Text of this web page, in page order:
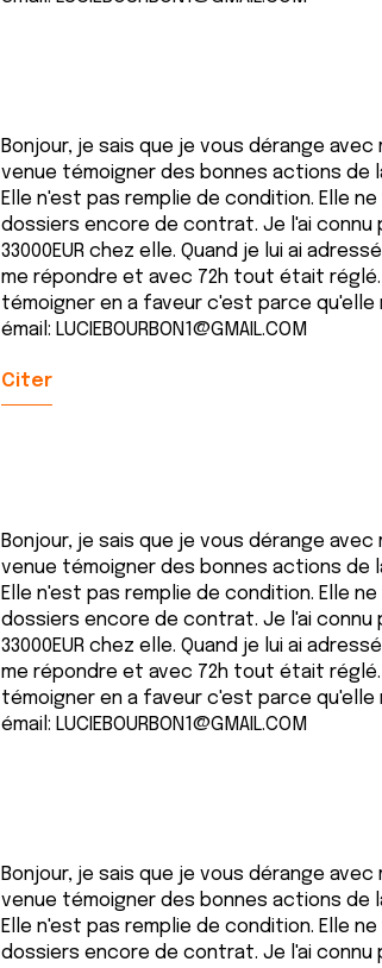
Bonjour, je sais que je vous dérange
venue témoigner des bonnes actions de
Elle n'est pas remplie de condition. Elle
dossiers encore de contrat. Je l'ai connu
33000EUR chez elle. Quand je lui ai
me répondre et avec 72h tout était
témoigner en a faveur c'est parce
émail: LUCIEBOURBON1@GMAIL.COM
Citer
Bonjour, je sais que je vous dérange
venue témoigner des bonnes actions de
Elle n'est pas remplie de condition. Elle
dossiers encore de contrat. Je l'ai connu
33000EUR chez elle. Quand je lui ai
me répondre et avec 72h tout était
témoigner en a faveur c'est parce
émail: LUCIEBOURBON1@GMAIL.COM
Bonjour, je sais que je vous dérange
venue témoigner des bonnes actions de
Elle n'est pas remplie de condition. Elle
dossiers encore de contrat. Je l'ai connu